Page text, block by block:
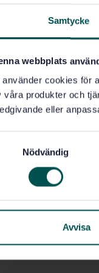
Samtycke
webbplats
använder cookies för
våra produkter och
eller
Nödvändig
Avvisa
products